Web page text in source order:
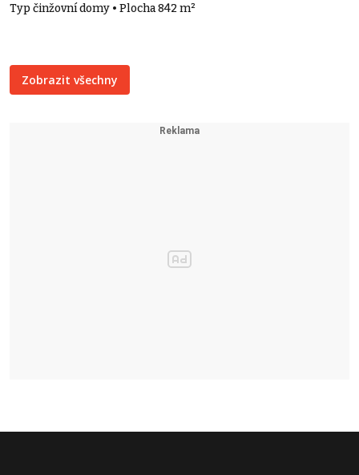
Typ činžovní domy • Plocha 842 m²
Zobrazit všechny